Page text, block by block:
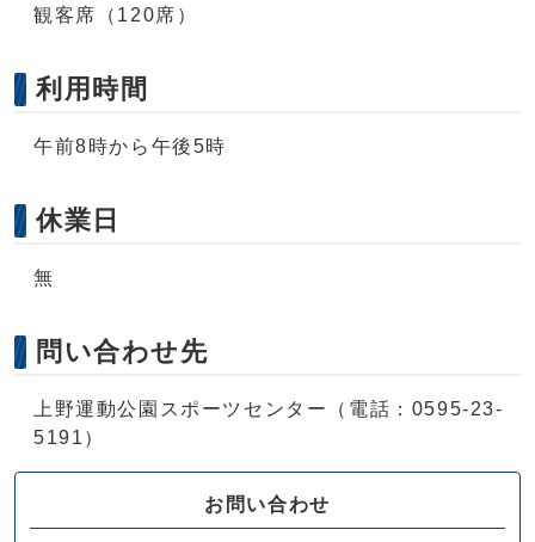
観客席（120席）
利用時間
午前8時から午後5時
休業日
無
問い合わせ先
上野運動公園スポーツセンター（電話：0595-23-
5191）
お問い合わせ